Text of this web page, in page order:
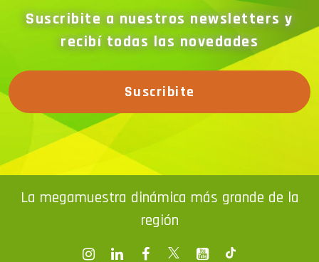
Suscribite a nuestros newsletters y
recibí todas las novedades
Suscribite
La megamuestra dinámica más grande de la
región